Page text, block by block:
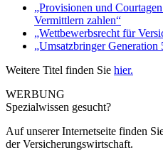
„Provisionen und
Vermittlern zahlen“
„Wettbewerbsrecht für
„Umsatzbringer Generation
Weitere Titel finden Sie hier.
WERBUNG
Spezialwissen gesucht?
Auf unserer Internetseite finden
der Versicherungswirtschaft.